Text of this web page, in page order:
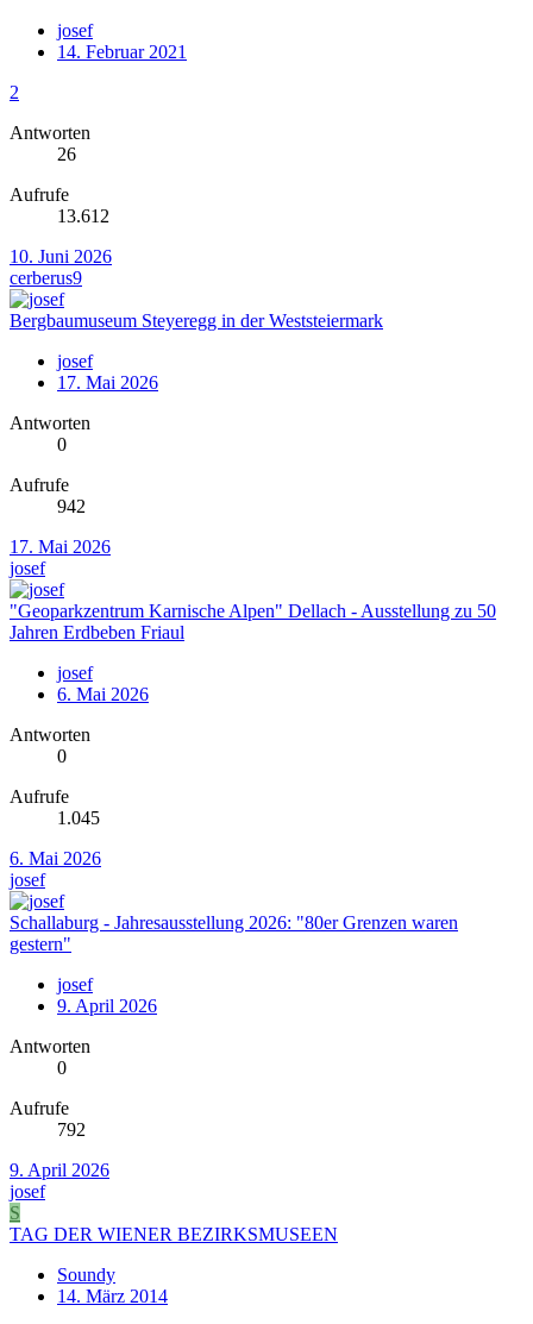
josef
14. Februar 2021
2
Antworten
26
Aufrufe
13.612
10. Juni 2026
cerberus9
Bergbaumuseum Steyeregg in der Weststeiermark
josef
17. Mai 2026
Antworten
0
Aufrufe
942
17. Mai 2026
josef
"Geoparkzentrum Karnische Alpen" Dellach - Ausstellung zu 50
Jahren Erdbeben Friaul
josef
6. Mai 2026
Antworten
0
Aufrufe
1.045
6. Mai 2026
josef
Schallaburg - Jahresausstellung 2026: "80er Grenzen waren
gestern"
josef
9. April 2026
Antworten
0
Aufrufe
792
9. April 2026
josef
S
TAG DER WIENER BEZIRKSMUSEEN
Soundy
14. März 2014